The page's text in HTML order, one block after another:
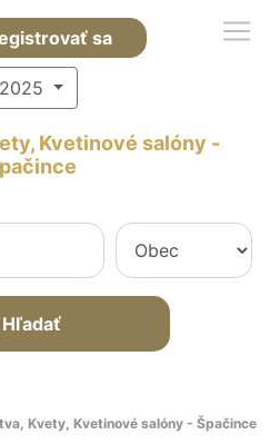
sa
2025
Kvetinové salóny -
Hľadať
Kvety, Kvetinové salóny - Špačince